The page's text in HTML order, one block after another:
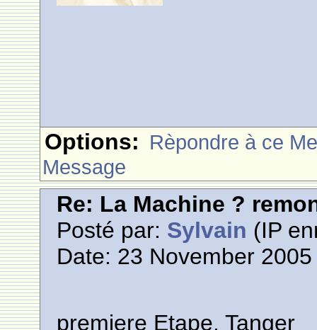
Options: Rèpondre à ce
Message
Re: La Machine ?
Posté par: Sylvain (IP
Date: 23 November
premiere Etape, Tanger